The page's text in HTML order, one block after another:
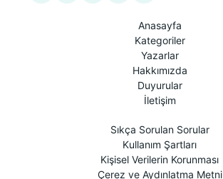
Anasayfa
Kategoriler
Yazarlar
Hakkımızda
Duyurular
İletişim
Sıkça Sorulan Sorular
Kullanım Şartları
Kişisel Verilerin Korunması
Çerez ve Aydınlatma Metni